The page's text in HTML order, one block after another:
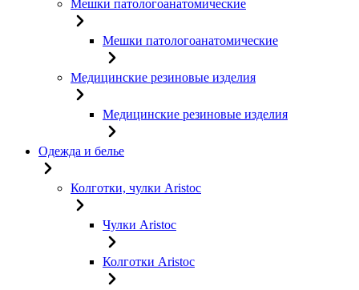
Мешки патологоанатомические
Мешки патологоанатомические
Медицинские резиновые изделия
Медицинские резиновые изделия
Одежда и белье
Колготки, чулки Aristoc
Чулки Aristoc
Колготки Aristoc